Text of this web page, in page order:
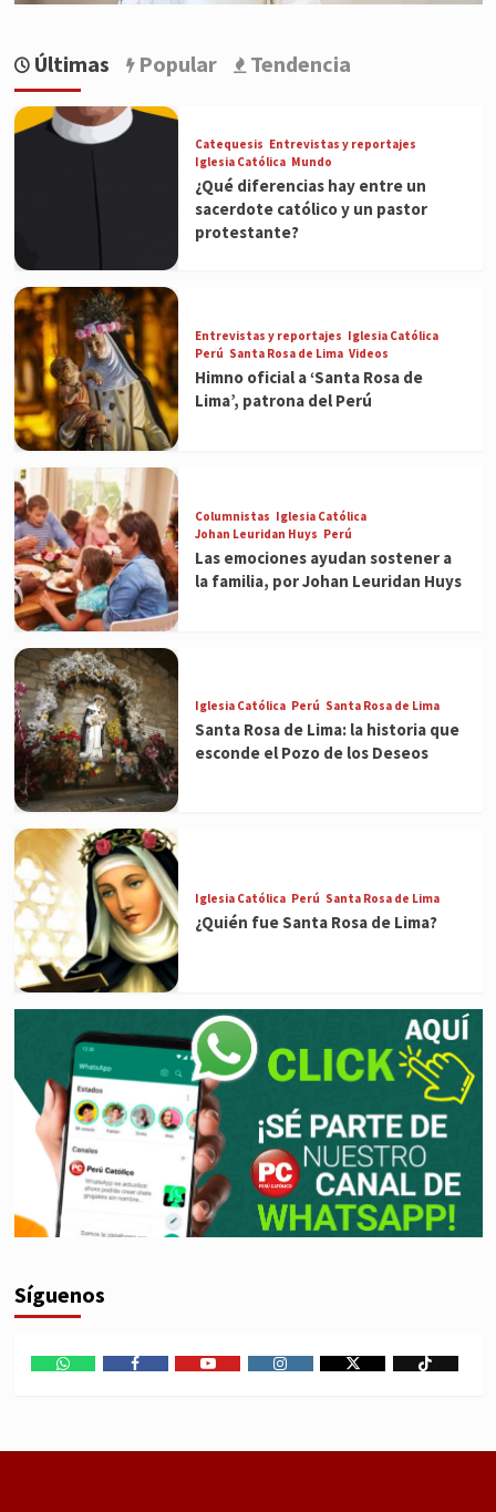
Últimas Popular Tendencia
Catequesis Entrevistas y reportajes
Iglesia Católica Mundo
¿Qué diferencias hay entre un
sacerdote católico y un pastor
protestante?
Entrevistas y reportajes Iglesia Católica
Perú Santa Rosa de Lima Videos
Himno oficial a ‘Santa Rosa de
Lima’, patrona del Perú
Columnistas Iglesia Católica
Johan Leuridan Huys Perú
Las emociones ayudan sostener a
la familia, por Johan Leuridan Huys
Iglesia Católica Perú Santa Rosa de Lima
Santa Rosa de Lima: la historia que
esconde el Pozo de los Deseos
Iglesia Católica Perú Santa Rosa de Lima
¿Quién fue Santa Rosa de Lima?
Síguenos